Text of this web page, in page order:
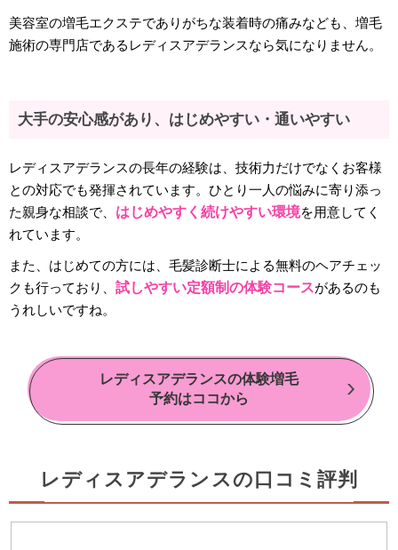
美容室の増毛エクステでありがちな装着時の痛みなども、増毛
施術の専門店であるレディスアデランスなら気になりません。
大手の安心感があり、はじめやすい・通いやすい
レディスアデランスの長年の経験は、技術力だけでなくお客様
との対応でも発揮されています。ひとり一人の悩みに寄り添っ
た親身な相談で、 はじめやすく続けやすい環境を用意してく
れています。
また、はじめての方には、毛髪診断士による無料のヘアチェッ
クも行っており、 試しやすい定額制の体験コースがあるのも
うれしいですね。
レディスアデランスの体験増毛
予約はココから
レディスアデランスの口コミ評判